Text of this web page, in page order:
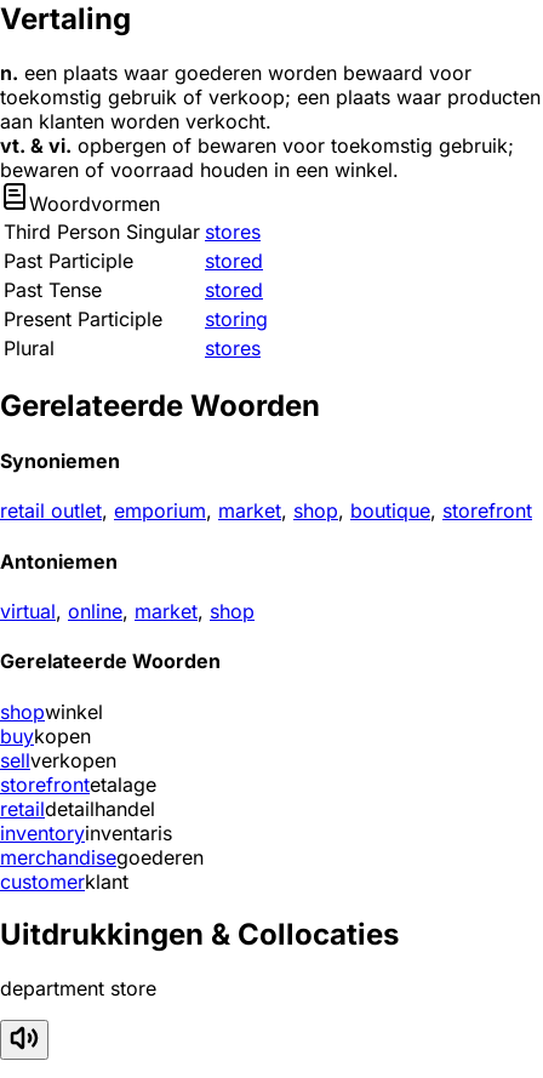
Vertaling
n. een plaats waar goederen worden bewaard voor
toekomstig gebruik of verkoop; een plaats waar producten
aan klanten worden verkocht.
vt. & vi. opbergen of bewaren voor toekomstig gebruik;
bewaren of voorraad houden in een winkel.
Woordvormen
Third Person Singular stores
Past Participle
stored
Past Tense
stored
Present Participle
storing
Plural
stores
Gerelateerde Woorden
Synoniemen
retail outlet, emporium, market, shop, boutique, storefront
Antoniemen
virtual, online, market, shop
Gerelateerde Woorden
shopwinkel
buykopen
sellverkopen
storefrontetalage
retaildetailhandel
inventoryinventaris
merchandisegoederen
customerklant
Uitdrukkingen & Collocaties
department store